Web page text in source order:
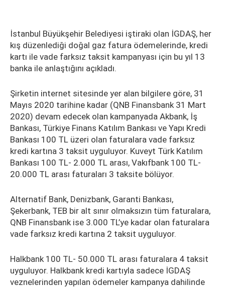
İstanbul Büyükşehir Belediyesi iştiraki olan İGDAŞ, her
kış düzenlediği doğal gaz fatura ödemelerinde, kredi
kartı ile vade farksız taksit kampanyası için bu yıl 13
banka ile anlaştığını açıkladı.
Şirketin internet sitesinde yer alan bilgilere göre, 31
Mayıs 2020 tarihine kadar (QNB Finansbank 31 Mart
2020) devam edecek olan kampanyada Akbank, İş
Bankası, Türkiye Finans Katılım Bankası ve Yapı Kredi
Bankası 100 TL üzeri olan faturalara vade farksız
kredi kartına 3 taksit uyguluyor. Kuveyt Türk Katılım
Bankası 100 TL- 2.000 TL arası, Vakıfbank 100 TL-
20.000 TL arası faturaları 3 taksite bölüyor.
Alternatif Bank, Denizbank, Garanti Bankası,
Şekerbank, TEB bir alt sınır olmaksızın tüm faturalara,
QNB Finansbank ise 3.000 TL’ye kadar olan faturalara
vade farksız kredi kartına 2 taksit uyguluyor.
Halkbank 100 TL- 50.000 TL arası faturalara 4 taksit
uyguluyor. Halkbank kredi kartıyla sadece İGDAŞ
veznelerinden yapılan ödemeler kampanya dahilinde